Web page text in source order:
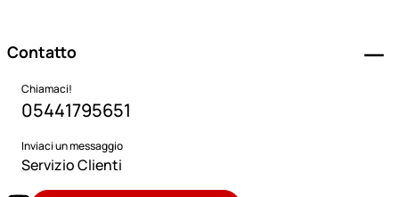
Contatto
Chiamaci!
05441795651
Inviaci un messaggio
Servizio Clienti